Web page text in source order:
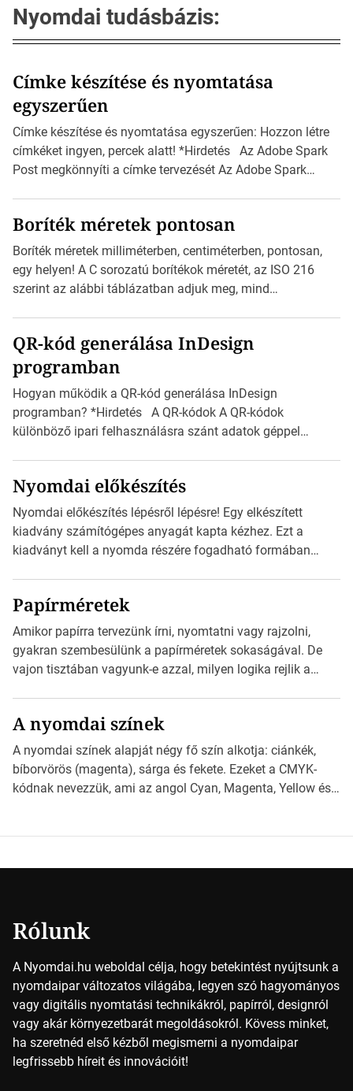
Nyomdai tudásbázis:
Címke készítése és nyomtatása
egyszerűen
Címke készítése és nyomtatása egyszerűen: Hozzon létre
címkéket ingyen, percek alatt! *Hirdetés Az Adobe Spark
Post megkönnyíti a címke tervezését Az Adobe Spark
igazán foroghatnak a kreatív fogaskerekek, miközben
zajlik a saját címke készítése. Hogyan készítsünk címkét?
Válasszon méretet és alakot: Válassza ki a kívánt címke
méretét. Akár néhány […]
Boríték méretek pontosan
Boríték méretek milliméterben, centiméterben, pontosan,
egy helyen! A C sorozatú borítékok méretét, az ISO 216
szerint az alábbi táblázatban adjuk meg, mind
mutatja az A4-es papírlaphoz viszonyítva. Az amerikai és
észak-amerikai boríték méretére az ISO 216 nem
vonatkozik. Boríték méretének táblázata C0-tól […]
QR-kód generálása InDesign
programban
Hogyan működik a QR-kód generálása InDesign
programban? *Hirdetés A QR-kódok A QR-kódok
különböző ipari felhasználásra szánt adatok géppel
okostelefonjára telepíthet egy QR-kód-leolvasó
alkalmazást, ami leolvasni és dekódolni képes az URL-
információt és átirányítja a telefon böngészőjét a cég
weblapjára. A QR-kód beolvasása után a felhasználó
Nyomdai előkészítés
Nyomdai előkészítés lépésről lépésre! Egy elkészített
kiadvány számítógépes anyagát kapta kézhez. Ezt a
kiadványt kell a nyomda részére fogadható formában
Illustratorban készült vektorgrafika. *Hirdetés Minden
esetben konzultáljunk a nyomdával, mielőtt elkezdjük a
nyomdai előkészítést!Nehogy az elkészült munka után
derüljön ki, hogy valamit másképp kellett volna csinálni! […]
Papírméretek
Amikor papírra tervezünk írni, nyomtatni vagy rajzolni,
gyakran szembesülünk a papírméretek sokaságával. De
vajon tisztában vagyunk-e azzal, milyen logika rejlik a
*Hirdetés Ebben a cikkben a papírméretek izgalmas
világába kalauzolunk el téged, hogy jobban megértsd,
milyen szempontok alapján érdemes választanod a
jövőben. Bevezetés a papírméretek világába A […]
A nyomdai színek
A nyomdai színek alapját négy fő szín alkotja: ciánkék,
bíborvörös (magenta), sárga és fekete. Ezeket a CMYK-
kódnak nevezzük, ami az angol Cyan, Magenta, Yellow és
Rólunk
A Nyomdai.hu weboldal célja, hogy betekintést nyújtsunk a
nyomdaipar változatos világába, legyen szó hagyományos
vagy digitális nyomtatási technikákról, papírról, designról
vagy akár környezetbarát megoldásokról. Kövess minket,
ha szeretnéd első kézből megismerni a nyomdaipar
legfrissebb híreit és innovációit!